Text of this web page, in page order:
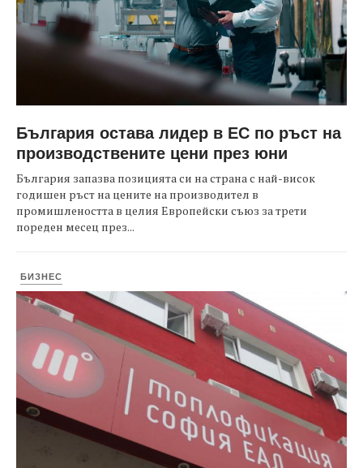
България остава лидер в ЕС по ръст на
производствените цени през юни
България запазва позицията си на страна с най-висок
годишен ръст на цените на производител в
промишлеността в целия Европейски съюз за трети
пореден месец през...
БИЗНЕС